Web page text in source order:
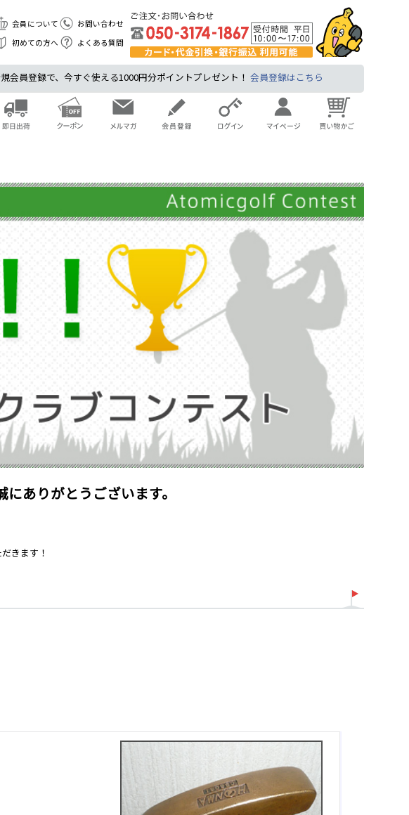
会員について
お問い合わせ
初めての方へ
よくある質問
員登録で、今すぐ使える1000円分ポイントプレゼント！ 会員登録はこちら
ありがとうございます。
きます！